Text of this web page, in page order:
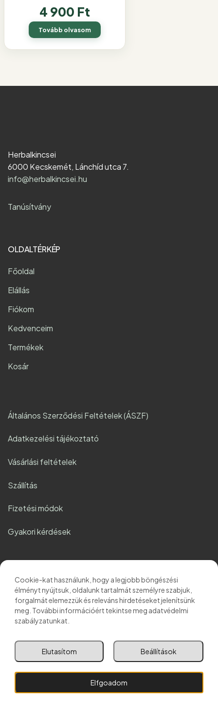
4 900 Ft
Tovább olvasom
Herbalkincsei
6000 Kecskemét, Lánchíd utca 7.
info@herbalkincsei.hu
Tanúsítvány
OLDALTÉRKÉP
Főoldal
Elállás
Fiókom
Kedvenceim
Termékek
Kosár
Általános Szerződési Feltételek (ÁSZF)
Adatkezelési tájékoztató
Vásárlási feltételek
Szállítás
Fizetési módok
Gyakori kérdések
Rólunk
Kapcsolat
Blog
Fittprotein
Cookie-kat használunk, hogy a legjobb böngészési
élményt nyújtsuk, oldalunk tartalmát személyre szabjuk,
forgalmát elemezzük és releváns hirdetéseket jelenítsünk
meg. További információért tekintse meg adatvédelmi
szabályzatunkat.
Elfgoadom
Beállítások
Elutasítom